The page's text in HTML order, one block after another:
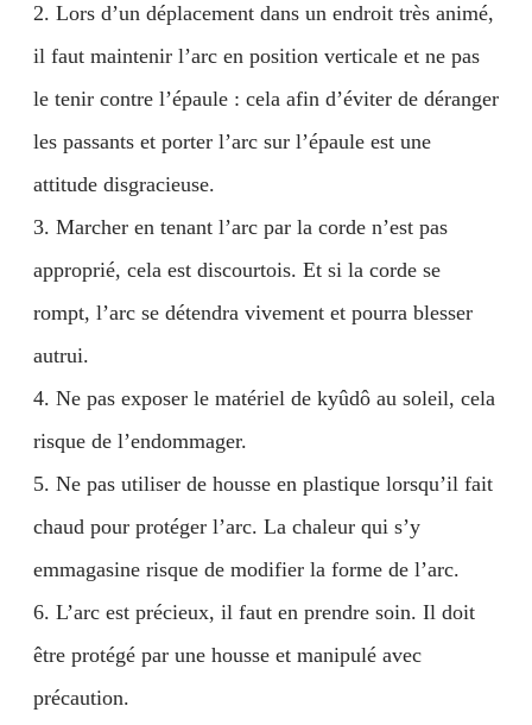
2. Lors d’un déplacement dans un endroit très animé,
il faut maintenir l’arc en position verticale et ne pas
le tenir contre l’épaule : cela afin d’éviter de déranger
les passants et porter l’arc sur l’épaule est une
attitude disgracieuse.
3. Marcher en tenant l’arc par la corde n’est pas
approprié, cela est discourtois. Et si la corde se
rompt, l’arc se détendra vivement et pourra blesser
autrui.
4. Ne pas exposer le matériel de kyûdô au soleil, cela
risque de l’endommager.
5. Ne pas utiliser de housse en plastique lorsqu’il fait
chaud pour protéger l’arc. La chaleur qui s’y
emmagasine risque de modifier la forme de l’arc.
6. L’arc est précieux, il faut en prendre soin. Il doit
être protégé par une housse et manipulé avec
précaution.